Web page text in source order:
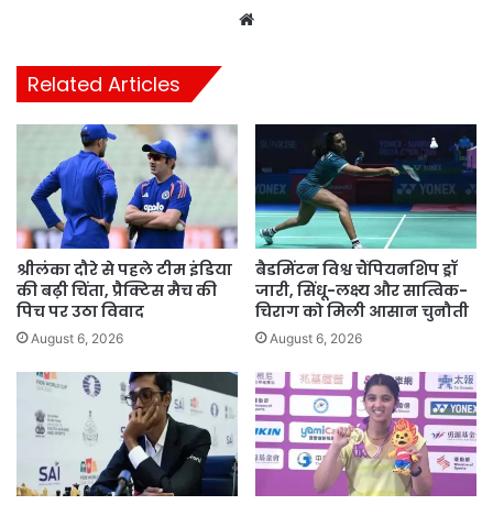
Related Articles
श्रीलंका दौरे से पहले टीम इंडिया
की बढ़ी चिंता, प्रैक्टिस मैच की
पिच पर उठा विवाद
August 6, 2026
बैडमिंटन विश्व चैंपियनशिप ड्रॉ
जारी, सिंधू-लक्ष्य और सात्विक-
चिराग को मिली आसान चुनौती
August 6, 2026